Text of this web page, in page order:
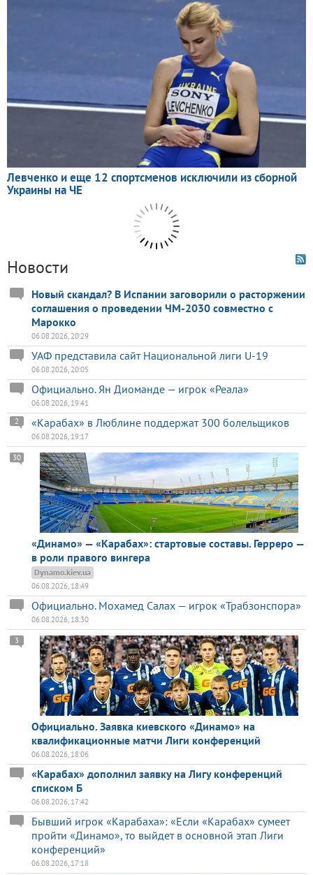
Новости
Новый скандал? В Испании заговорили о расторжении
соглашения о проведении ЧМ-2030 совместно с
Марокко
06.08.2026, 20:29
УАФ представила сайт Национальной лиги U-19
06.08.2026, 20:05
Официально. Ян Диоманде — игрок «Реала»
06.08.2026, 19:41
«Карабах» в Люблине поддержат 300 болельщиков
2
06.08.2026, 19:17
«Динамо» — «Карабах»: стартовые составы. Герреро —
в роли правого вингера
30
Dynamo.kiev.ua
06.08.2026, 18:49
Официально. Мохамед Салах — игрок «Трабзонспора»
06.08.2026, 18:30
Официально. Заявка киевского «Динамо» на
квалификационные матчи Лиги конференций
3
06.08.2026, 18:06
«Карабах» дополнил заявку на Лигу конференций
списком Б
06.08.2026, 17:42
Бывший игрок «Карабаха»: «Если «Карабах» сумеет
пройти «Динамо», то выйдет в основной этап Лиги
конференций»
06.08.2026, 17:18